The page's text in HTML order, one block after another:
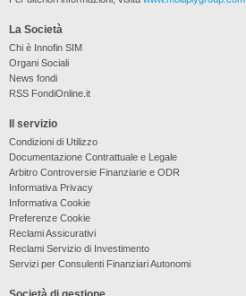
La Società
Chi è Innofin SIM
Organi Sociali
News fondi
RSS FondiOnline.it
Il servizio
Condizioni di Utilizzo
Documentazione Contrattuale e Legale
Arbitro Controversie Finanziarie e ODR
Informativa Privacy
Informativa Cookie
Preferenze Cookie
Reclami Assicurativi
Reclami Servizio di Investimento
Servizi per Consulenti Finanziari Autonomi